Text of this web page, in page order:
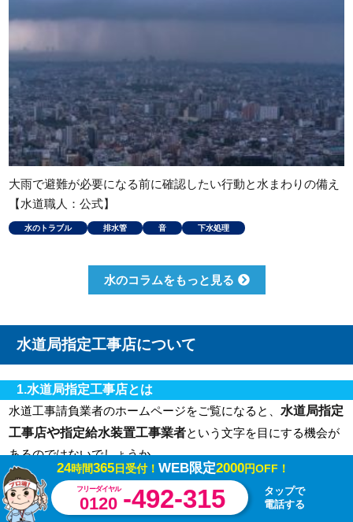
大雨で避難が必要になる前に確認したい行動と水まわりの備え
【水道職人：公式】
水のトラブル 排水管 音 下水処理
水のコラムをもっと見る
水道局指定工事店について
1.水道局指定工事店とは
水道工事請負業者のホームページをご覧になると、 水道局指定
工事店や指定給水装置工事業者という文字を目にする機会が
あるのではないでしょうか。
工事業者にとっては常識的なワードになるのですが、一般の方
には水道局指定工事店
であることとそうでないことにどうい
った違いがあるかわからない方もいらっしゃるでしょう。
24時間365日受付！ WEB限定2000円OFF！
フリーダイヤル
0120 -492-315
タップで
電話する